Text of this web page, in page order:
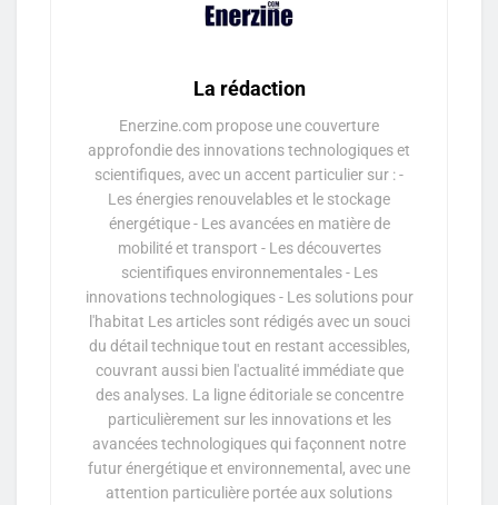
La rédaction
Enerzine.com propose une couverture
approfondie des innovations technologiques et
scientifiques, avec un accent particulier sur : -
Les énergies renouvelables et le stockage
énergétique - Les avancées en matière de
mobilité et transport - Les découvertes
scientifiques environnementales - Les
innovations technologiques - Les solutions pour
l'habitat Les articles sont rédigés avec un souci
du détail technique tout en restant accessibles,
couvrant aussi bien l'actualité immédiate que
des analyses. La ligne éditoriale se concentre
particulièrement sur les innovations et les
avancées technologiques qui façonnent notre
futur énergétique et environnemental, avec une
attention particulière portée aux solutions